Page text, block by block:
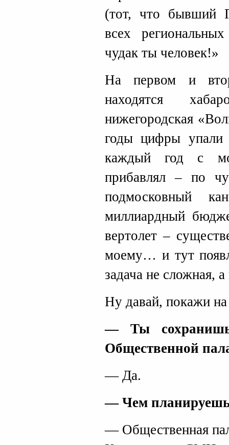
(тот, что бывший
всех
чудак ты человек!»
На первом и
находятся
нижегородская
годы цифры упали
каждый год с
прибавлял – по
подмосковный
миллиардный
вертолет –
моему… и тут
задача не сложная,
Ну давай, покажи на
— Ты
Общественной
— Да.
— Чем планируешь
— Общественная